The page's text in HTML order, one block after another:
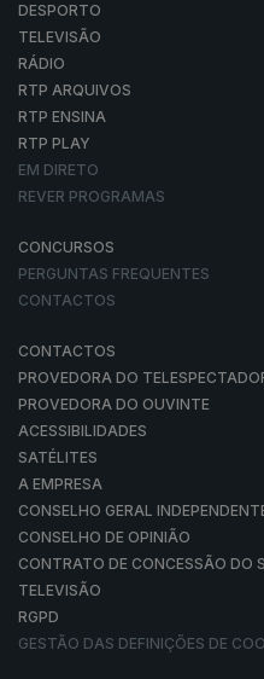
DESPORTO
TELEVISÃO
RÁDIO
RTP ARQUIVOS
RTP ENSINA
RTP PLAY
EM DIRETO
REVER PROGRAMAS
CONCURSOS
PERGUNTAS FREQUENTES
CONTACTOS
CONTACTOS
PROVEDORA DO
PROVEDORA DO OUVINTE
ACESSIBILIDADES
SATÉLITES
A EMPRESA
CONSELHO GERAL
CONSELHO DE OPINIÃO
CONTRATO DE CONCESSÃO DO
TELEVISÃO
RGPD
GESTÃO DAS DEFINIÇÕES DE